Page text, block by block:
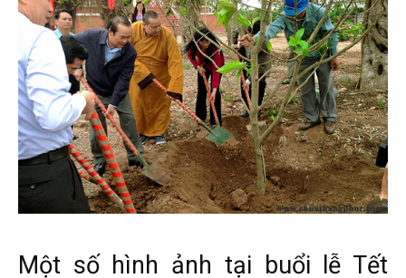
–
Hải
Phòng
Một số hình ảnh tại buổi lễ Tết